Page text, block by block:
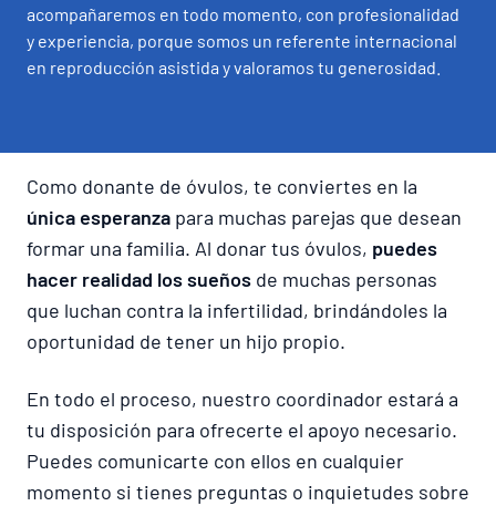
acompañaremos en todo momento, con profesionalidad
y experiencia, porque somos un referente internacional
en reproducción asistida y valoramos tu generosidad.
Como donante de óvulos, te conviertes en la
única esperanza para muchas parejas que desean
formar una familia. Al donar tus óvulos, puedes
hacer realidad los sueños de muchas personas
que luchan contra la infertilidad, brindándoles la
oportunidad de tener un hijo propio.
En todo el proceso, nuestro coordinador estará a
tu disposición para ofrecerte el apoyo necesario.
Puedes comunicarte con ellos en cualquier
momento si tienes preguntas o inquietudes sobre